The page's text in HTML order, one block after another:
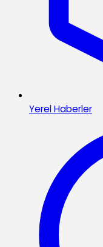
Yerel Haberler